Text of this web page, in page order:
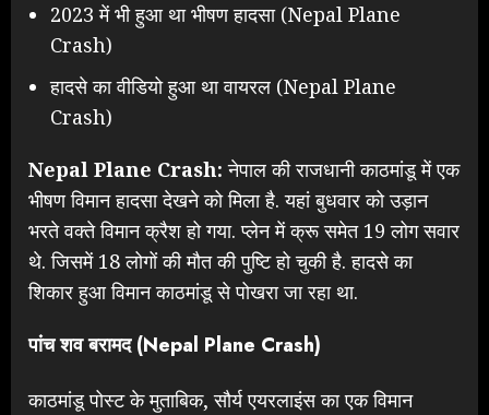
2023 में भी हुआ था भीषण हादसा (Nepal Plane
Crash)
हादसे का वीडियो हुआ था वायरल (Nepal Plane
Crash)
Nepal Plane Crash:नेपाल की राजधानी काठमांडू में एक
भीषण विमान हादसा देखने को मिला है. यहां बुधवार को उड़ान
भरते वक्ते विमान क्रैश हो गया. प्लेन में क्रू समेत 19 लोग सवार
थे. जिसमें 18 लोगों की मौत की पुष्टि हो चुकी है. हादसे का
शिकार हुआ विमान काठमांडू से पोखरा जा रहा था.
पांच शव बरामद (Nepal Plane Crash)
काठमांडू पोस्ट के मुताबिक, सौर्य एयरलाइंस का एक विमान